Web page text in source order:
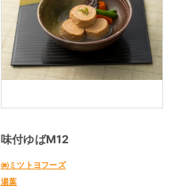
味付ゆばM12
㈱ミツトヨフーズ
湯葉